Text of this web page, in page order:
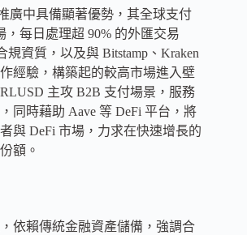
廣中具備顯著優勢，其全球支付
，每日處理超 90% 的外匯交易
規資質，以及與 Bitstamp、Kraken
經驗，構築起的較高市場進入壁
主攻 B2B 支付場景，服務
同時藉助 Aave 等 DeFi 平台，將
與 DeFi 市場，力求在快速增長的
額。
依賴傳統金融資產儲備，強調合